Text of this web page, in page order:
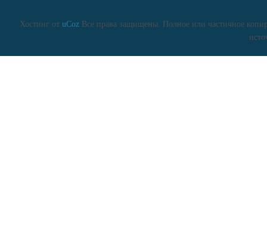
Хостинг от uCozВсе права защищены. Полное или частичное